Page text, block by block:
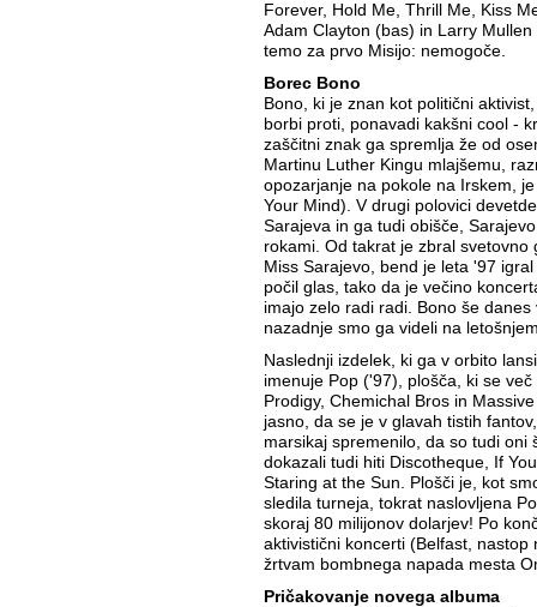
Forever, Hold Me, Thrill Me, Kiss
Adam Clayton (bas) in Larry
temo za prvo Misijo: nemogoče.
Borec Bono
Bono, ki je znan kot politični
borbi proti, ponavadi kakšni cool -
zaščitni znak ga spremlja že od
Martinu Luther Kingu mlajšemu,
opozarjanje na pokole na Irskem,
Your Mind). V drugi polovici
Sarajeva in ga tudi obišče,
rokami. Od takrat je zbral
Miss Sarajevo, bend je leta '97
počil glas, tako da je večino
imajo zelo radi radi. Bono še
nazadnje smo ga videli na
Naslednji izdelek, ki ga v orbito
imenuje Pop ('97), plošča, ki se
Prodigy, Chemichal Bros in
jasno, da se je v glavah tistih
marsikaj spremenilo, da so tudi oni
dokazali tudi hiti Discotheque, If
Staring at the Sun. Plošči je, kot
sledila turneja, tokrat naslovljena
skoraj 80 milijonov dolarjev! Po
aktivistični koncerti (Belfast,
žrtvam bombnega napada mesta
Pričakovanje novega albuma